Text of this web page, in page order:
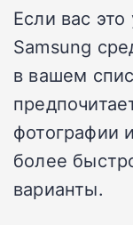
Если вас это
Samsung
в вашем
фотографии
более
варианты.